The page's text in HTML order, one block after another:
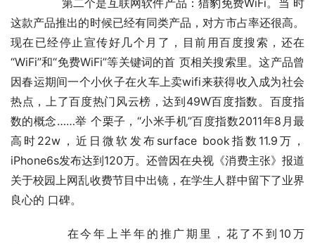
这款产品推出的时候已经有同类产品，对方市占率还很高。
现在已经停止宣传好几个月了，目前用百度搜索，还在
“WiFi”和“免费WiFi”等关键词的首 页相关搜索里。这产品曾
因春运期间一个小伙子在火车上卖wifi来获得收入成为社会
热点，上了百度热门风云榜，达到49W百度指数。百度指
数的概念……举 个栗子，“小米手机”百度指数2011年8月最
高时22w，近日微软发布surface book指数11.9万，
iPhone6s发布达到120万。还曾因在央视《消费主张》报道
关于校园上网乱收费节目中出镜，在学生人群中留下了业界
良心的 口碑。